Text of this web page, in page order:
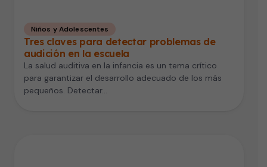
Niños y Adolescentes
Tres claves para detectar problemas de
audición en la escuela
La salud auditiva en la infancia es un tema crítico
para garantizar el desarrollo adecuado de los más
pequeños. Detectar…